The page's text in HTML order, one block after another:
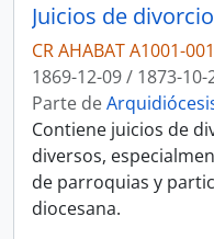
CR AHABAT A1001-
1869-12-09 / 1873-10-
Parte de
Contiene juicios de
diversos,
de parroquias y
diocesana.